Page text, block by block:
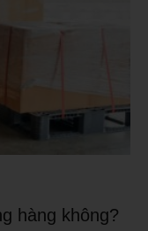
hàng không?